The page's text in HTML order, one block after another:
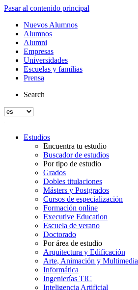
Pasar al contenido principal
Nuevos Alumnos
Alumnos
Alumni
Empresas
Universidades
Escuelas y familias
Prensa
Search
Estudios
Encuentra tu estudio
Buscador de estudios
Por tipo de estudio
Grados
Dobles titulaciones
Másters y Postgrados
Cursos de especialización
Formación online
Executive Education
Escuela de verano
Doctorado
Por área de estudio
Arquitectura y Edificación
Arte, Animación y Multimedia
Informática
Ingenierías TIC
Inteligencia Artificial